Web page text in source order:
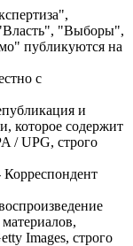
"Выборы",
публикуются на
с
и
которое содержит
/ UPG, строго
Корреспондент
Images, строго